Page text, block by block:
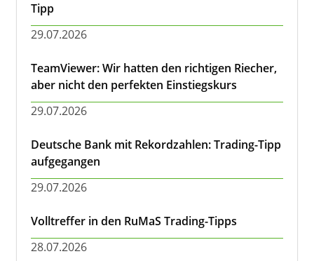
Tipp
29.07.2026
TeamViewer: Wir hatten den richtigen Riecher,
aber nicht den perfekten Einstiegskurs
29.07.2026
Deutsche Bank mit Rekordzahlen: Trading-Tipp
aufgegangen
29.07.2026
Volltreffer in den RuMaS Trading-Tipps
28.07.2026